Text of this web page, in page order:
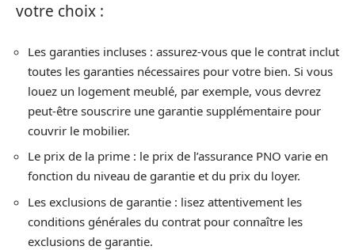
votre choix :
Les garanties incluses : assurez-vous que le contrat inclut
toutes les garanties nécessaires pour votre bien. Si vous
louez un logement meublé, par exemple, vous devrez
peut-être souscrire une garantie supplémentaire pour
couvrir le mobilier.
Le prix de la prime : le prix de l’assurance PNO varie en
fonction du niveau de garantie et du prix du loyer.
Les exclusions de garantie : lisez attentivement les
conditions générales du contrat pour connaître les
exclusions de garantie.